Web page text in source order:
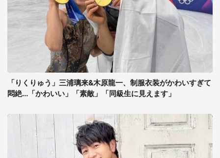
「りくりゅう」三浦璃来&木原龍一、制服衣装がかわいすぎて
悶絶...「かわいい」「素敵」「同級生に見えます」